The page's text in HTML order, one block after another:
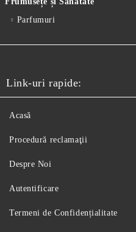
Parfumuri
Link-uri rapide:
Acasă
Procedură reclamaţii
Despre Noi
Autentificare
Termeni de Confidențialitate